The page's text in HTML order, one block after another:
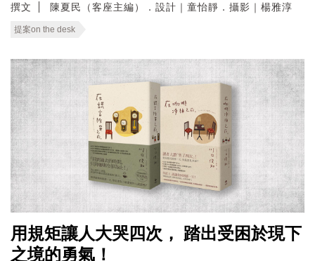
撰文 陳夏民（客座主編）．設計｜童怡靜．攝影｜楊雅淳
提案on the desk
用規矩讓人大哭四次， 踏出受困於現下
之境的勇氣！